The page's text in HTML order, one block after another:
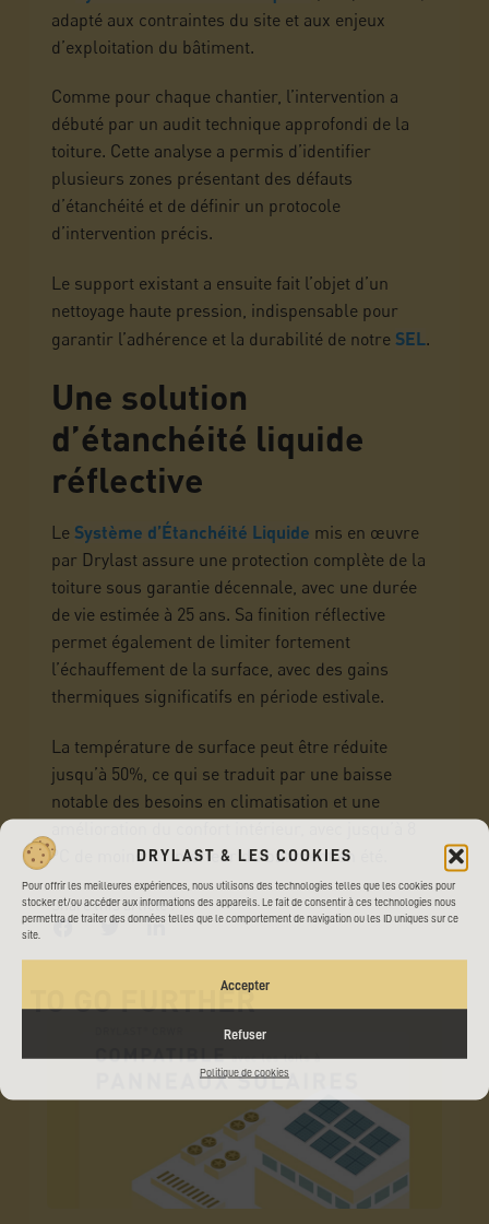
DRYLAST & LES COOKIES
Pour offrir les meilleures expériences, nous utilisons des technologies telles que les cookies pour
stocker et/ou accéder aux informations des appareils. Le fait de consentir à ces technologies nous
permettra de traiter des données telles que le comportement de navigation ou les ID uniques sur ce
site.
Accepter
Refuser
Politique de cookies
adapté aux contraintes du site et aux enjeux
d’exploitation du bâtiment.
Comme pour chaque chantier, l’intervention a
débuté par un audit technique approfondi de la
toiture. Cette analyse a permis d’identifier
plusieurs zones présentant des défauts
d’étanchéité et de définir un protocole
d’intervention précis.
Le support existant a ensuite fait l’objet d’un
nettoyage haute pression, indispensable pour
garantir l’adhérence et la durabilité de notre SEL.
Une solution
d’étanchéité liquide
réflective
Le Système d’Étanchéité Liquide mis en œuvre
par Drylast assure une protection complète de la
toiture sous garantie décennale, avec une durée
de vie estimée à 25 ans. Sa finition réflective
permet également de limiter fortement
l’échauffement de la surface, avec des gains
thermiques significatifs en période estivale.
La température de surface peut être réduite
jusqu’à 50%, ce qui se traduit par une baisse
notable des besoins en climatisation et une
°C de moins à l’intérieur du bâtiment en été.
Share this article :
TO GO FURTHER